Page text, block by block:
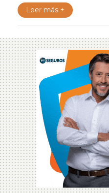
Leer más +